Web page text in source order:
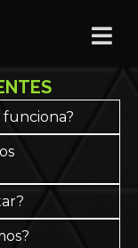
funciona?